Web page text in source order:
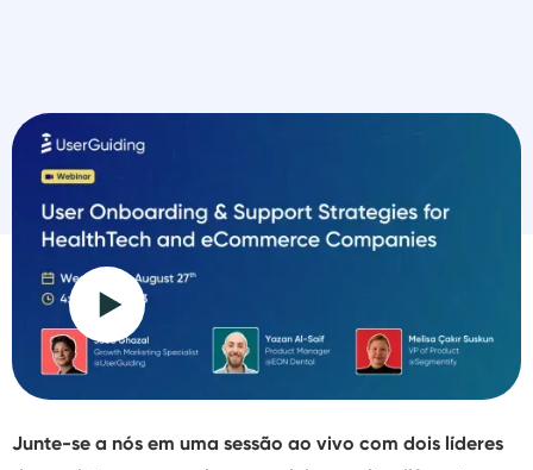
Junte-se a nós em uma sessão ao vivo com dois líderes